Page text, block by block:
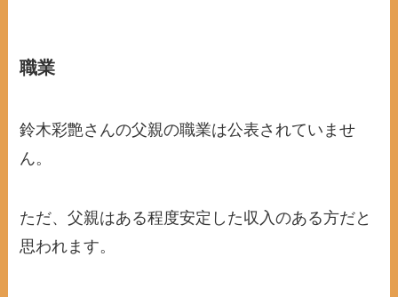
職業
鈴木彩艶さんの父親の職業は公表されていませ
ん。
ただ、父親はある程度安定した収入のある方だと
思われます。